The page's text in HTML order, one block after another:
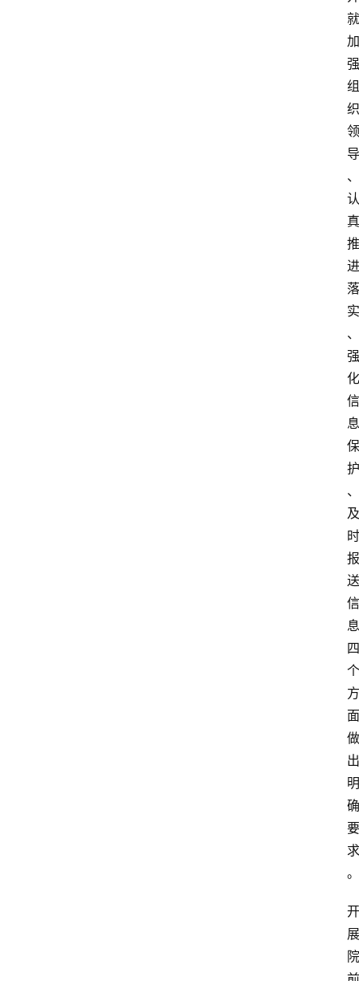
就
加
强
组
织
领
导
、
认
真
推
进
落
实
、
强
化
信
息
保
护
、
及
时
报
送
信
息
四
个
方
面
做
出
明
确
要
求
。
开
展
院